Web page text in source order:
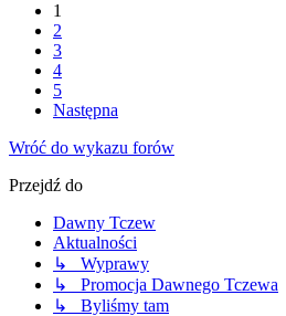
1
2
3
4
5
Następna
Wróć do wykazu forów
Przejdź do
Dawny Tczew
Aktualności
↳ Wyprawy
↳ Promocja Dawnego Tczewa
↳ Byliśmy tam